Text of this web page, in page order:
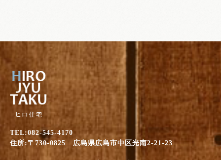
TEL:082-545-4170
住所:〒730-0825 広島県広島市中区光南2-21-23